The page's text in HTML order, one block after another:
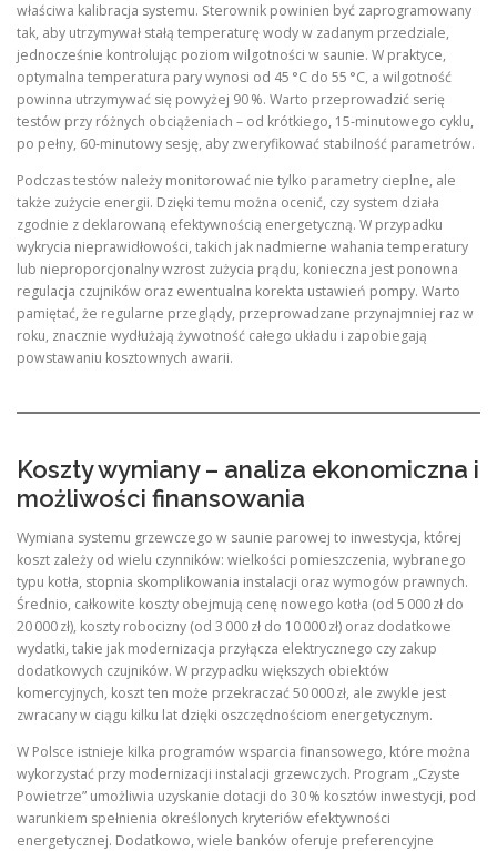
właściwa kalibracja systemu. Sterownik powinien być zaprogramowany
tak, aby utrzymywał stałą temperaturę wody w zadanym przedziale,
jednocześnie kontrolując poziom wilgotności w saunie. W praktyce,
optymalna temperatura pary wynosi od 45 °C do 55 °C, a wilgotność
powinna utrzymywać się powyżej 90 %. Warto przeprowadzić serię
testów przy różnych obciążeniach – od krótkiego, 15‑minutowego cyklu,
po pełny, 60‑minutowy sesję, aby zweryfikować stabilność parametrów.
Podczas testów należy monitorować nie tylko parametry cieplne, ale
także zużycie energii. Dzięki temu można ocenić, czy system działa
zgodnie z deklarowaną efektywnością energetyczną. W przypadku
wykrycia nieprawidłowości, takich jak nadmierne wahania temperatury
lub nieproporcjonalny wzrost zużycia prądu, konieczna jest ponowna
regulacja czujników oraz ewentualna korekta ustawień pompy. Warto
pamiętać, że regularne przeglądy, przeprowadzane przynajmniej raz w
roku, znacznie wydłużają żywotność całego układu i zapobiegają
powstawaniu kosztownych awarii.
Koszty wymiany – analiza ekonomiczna i
możliwości finansowania
Wymiana systemu grzewczego w saunie parowej to inwestycja, której
koszt zależy od wielu czynników: wielkości pomieszczenia, wybranego
typu kotła, stopnia skomplikowania instalacji oraz wymogów prawnych.
Średnio, całkowite koszty obejmują cenę nowego kotła (od 5 000 zł do
20 000 zł), koszty robocizny (od 3 000 zł do 10 000 zł) oraz dodatkowe
wydatki, takie jak modernizacja przyłącza elektrycznego czy zakup
dodatkowych czujników. W przypadku większych obiektów
komercyjnych, koszt ten może przekraczać 50 000 zł, ale zwykle jest
zwracany w ciągu kilku lat dzięki oszczędnościom energetycznym.
W Polsce istnieje kilka programów wsparcia finansowego, które można
wykorzystać przy modernizacji instalacji grzewczych. Program „Czyste
Powietrze” umożliwia uzyskanie dotacji do 30 % kosztów inwestycji, pod
warunkiem spełnienia określonych kryteriów efektywności
energetycznej. Dodatkowo, wiele banków oferuje preferencyjne